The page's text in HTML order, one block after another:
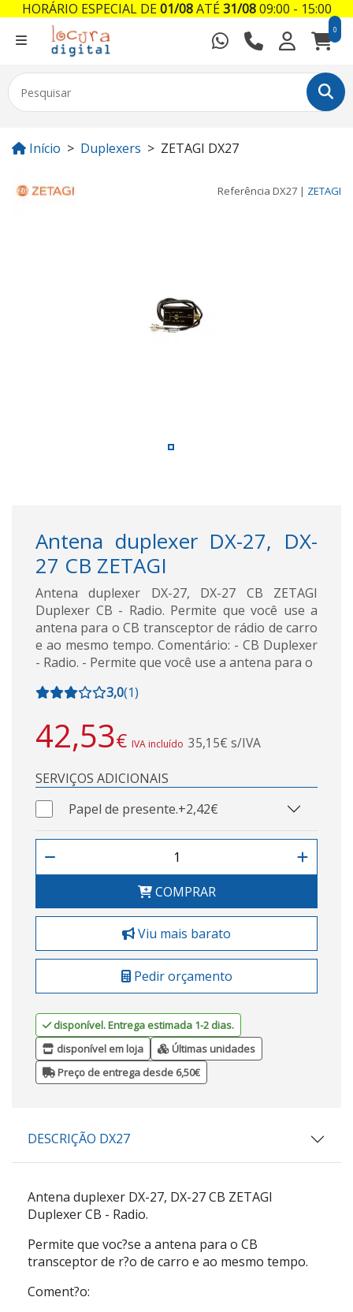
0
Início Duplexers ZETAGI DX27
Referência DX27 | ZETAGI
Antena duplexer DX-27, DX-
27 CB ZETAGI
Antena duplexer DX-27, DX-27 CB ZETAGI
Duplexer CB - Radio. Permite que você use a
antena para o CB transceptor de rádio de carro
e ao mesmo tempo. Comentário: - CB Duplexer
- Radio. - Permite que você use a antena para o
3,0(1)
42,53€ IVA incluído 35,15€ s/IVA
SERVIÇOS ADICIONAIS
Papel de presente.+2,42€
COMPRAR
Viu mais barato
Pedir orçamento
disponível. Entrega estimada 1-2 dias.
disponível em loja
Últimas unidades
Preço de entrega desde 6,50€
DESCRIÇÃO DX27
Antena duplexer DX-27, DX-27 CB ZETAGI
Duplexer CB - Radio.
Permite que voc?se a antena para o CB
transceptor de r?o de carro e ao mesmo tempo.
Coment?o:
HORÁRIO ESPECIAL DE01/08ATÉ31/0809:00 - 15:00